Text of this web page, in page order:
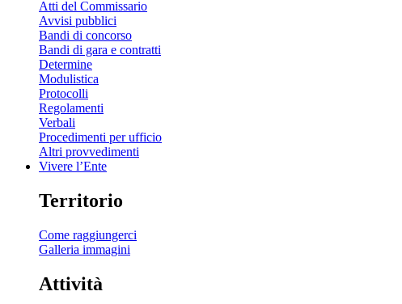
Atti del Commissario
Avvisi pubblici
Bandi di concorso
Bandi di gara e contratti
Determine
Modulistica
Protocolli
Regolamenti
Verbali
Procedimenti per ufficio
Altri provvedimenti
Vivere l’Ente
Territorio
Come raggiungerci
Galleria immagini
Attività